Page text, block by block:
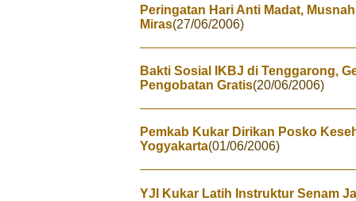
Peringatan Hari Anti Madat,
Miras(27/06/2006)
Bakti Sosial IKBJ di Tenggarong,
Pengobatan Gratis(20/06/2006)
Pemkab Kukar Dirikan Posko
Yogyakarta(01/06/2006)
YJI Kukar Latih Instruktur Senam